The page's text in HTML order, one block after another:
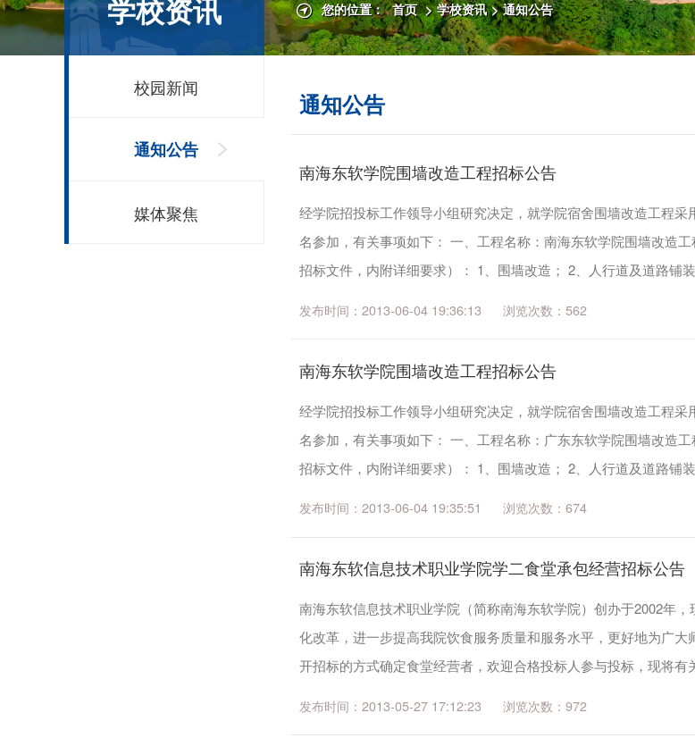
您的位置： 首页 > 学校资讯 > 通知公告
学校资讯
校园新闻
通知公告
媒体聚焦
通知公告
南海东软学院围墙改造工程招标公告
经学院招投标工作领导小组研究决定，就学院宿舍围墙改造工程
名参加，有关事项如下： 一、工程名称：南海东软学院围墙改造
招标文件，内附详细要求）： 1、围墙改造； 2、人行道及道路铺
发布时间：2013-06-04 19:36:13 562
南海东软学院围墙改造工程招标公告
经学院招投标工作领导小组研究决定，就学院宿舍围墙改造工程
名参加，有关事项如下： 一、工程名称：广东东软学院围墙改造
招标文件，内附详细要求）： 1、围墙改造； 2、人行道及道路铺
发布时间：2013-06-04 19:35:51 674
南海东软信息技术职业学院学二食堂承包经营招标公告
南海东软信息技术职业学院（简称南海东软学院）创办于2002年
化改革，进一步提高我院饮食服务质量和服务水平，更好地为广
开招标的方式确定食堂经营者，欢迎合格投标人参与投标，现将
发布时间：2013-05-27 17:12:23 972